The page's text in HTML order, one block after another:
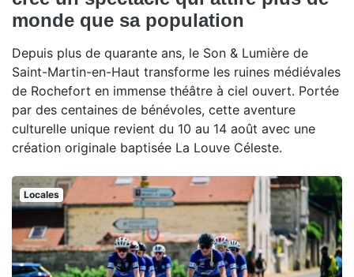
monde que sa population
Depuis plus de quarante ans, le Son & Lumière de
Saint-Martin-en-Haut transforme les ruines médiévales
de Rochefort en immense théâtre à ciel ouvert. Portée
par des centaines de bénévoles, cette aventure
culturelle unique revient du 10 au 14 août avec une
création originale baptisée La Louve Céleste.
Locales